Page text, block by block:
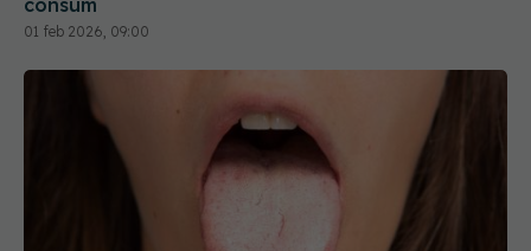
consum
01 feb 2026, 09:00